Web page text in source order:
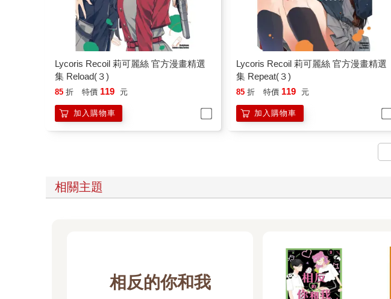
Lycoris Recoil 莉可麗絲 官方漫畫精選
集 Reload(３)
85 折 特價 119 元
加入購物車
Lycoris Recoil 莉可麗絲 官方漫畫精選
集 Repeat(３)
85 折 特價 119 元
加入購物車
相關主題
相反的你和我